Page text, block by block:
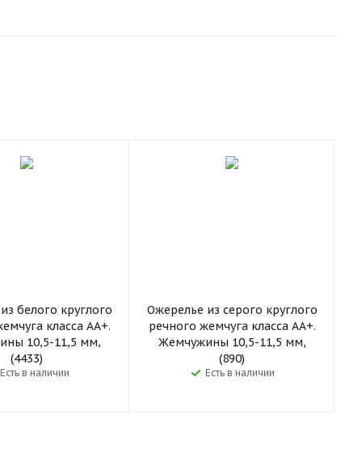
белого круглого
класса АА+.
10,5-11,5 мм,
(4433)
Есть в наличии
Ожерелье из серого круглого
речного жемчуга класса АА+.
Жемчужины 10,5-11,5 мм,
(890)
Есть в наличии